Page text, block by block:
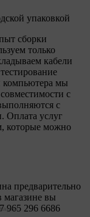
упаковкой
сборки
только
кабели
компьютера мы
с
с
Оплата услуг
которые можно
предварительно
магазине вы
965 296 6686